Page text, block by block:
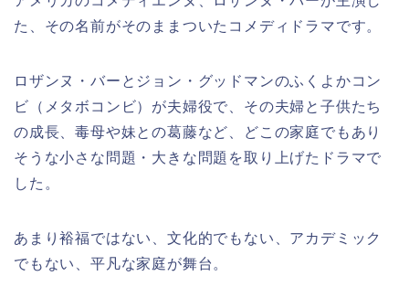
た、その名前がそのままついたコメディドラマです。
ロザンヌ・バーとジョン・グッドマンのふくよかコン
ビ（メタボコンビ）が夫婦役で、その夫婦と子供たち
の成長、毒母や妹との葛藤など、どこの家庭でもあり
そうな小さな問題・大きな問題を取り上げたドラマで
した。
あまり裕福ではない、文化的でもない、アカデミック
でもない、平凡な家庭が舞台。